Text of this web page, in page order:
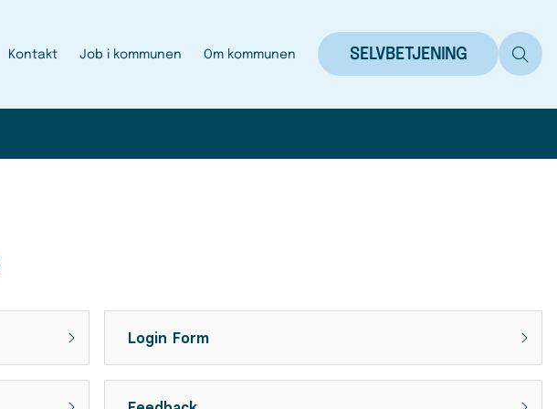
Kontakt Job i kommunen Om kommunen SELVBETJENING
Login Form